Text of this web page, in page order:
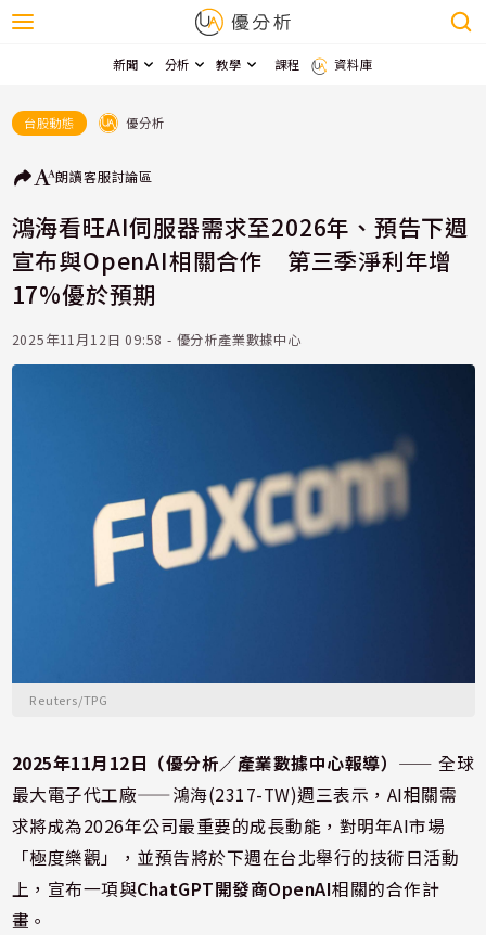
新聞 分析 教學 課程 資料庫
台股動態 優分析
朗讀客服討論區
鴻海看旺AI伺服器需求至2026年、預告下週
宣布與OpenAI相關合作 第三季淨利年增
17%優於預期
2025年11月12日 09:58 - 優分析產業數據中心
Reuters/TPG
2025年11月12日（優分析／產業數據中心報導） ⸺ 全球
最大電子代工廠——鴻海(2317-TW)週三表示，AI相關需
求將成為2026年公司最重要的成長動能，對明年AI市場
「極度樂觀」，並預告將於下週在台北舉行的技術日活動
上，宣布一項與ChatGPT開發商OpenAI相關的合作計
畫。